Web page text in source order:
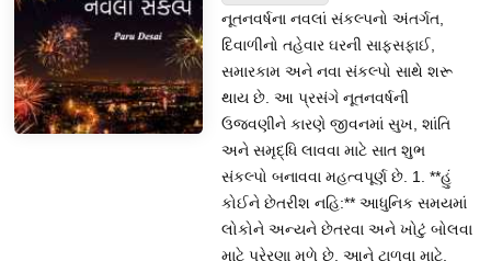
નૂતનવર્ષના નવલાં સંકલ્પનો અંતર્ગત,
દિવાળીનો તહેવાર ઘરની સાફસફાઈ,
સમારકામ અને નવા સંકલ્પો સાથે શરૂ
થાય છે. આ પ્રસંગે નૂતનવર્ષની
ઉજવણીને કારણે જીવનમાં સુખ, શાંતિ
અને સમૃદ્ધિ લાવવા માટે સાત શુભ
સંકલ્પો બનાવવા મહત્વપૂર્ણ છે. 1. **હું
કોઈને છેતરીશ નહિ:** આધુનિક સમયમાં
લોકોને અન્યને છેતરવા અને ખોટું બોલવા
માટે પ્રેરણા મળે છે. આને ટાળવા માટે,